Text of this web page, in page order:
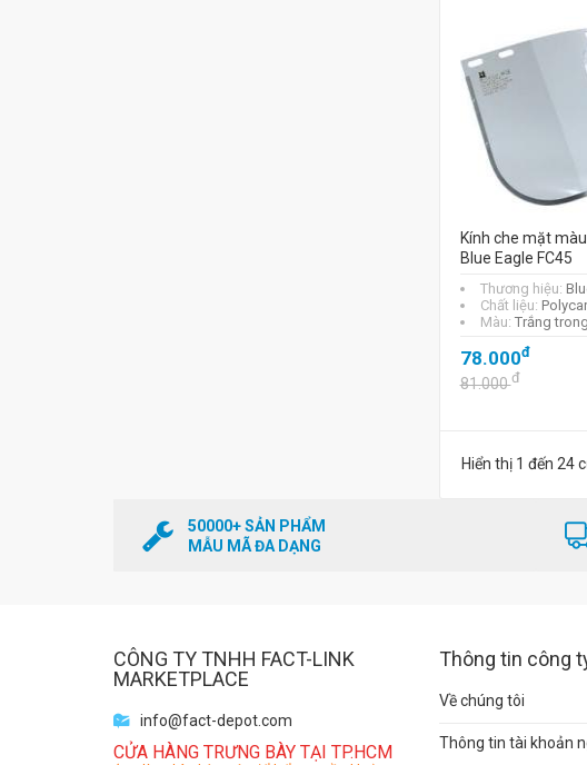
Kính che mặt
Blue Eagle FC45
Thương hiệu:
Chất liệu:
Màu: Trắng trong
78.000đ
81.000đ
Hiển thị 1 đến 24
50000+ SẢN PHẨM
MẪU MÃ ĐA DẠNG
CÔNG TY TNHH FACT-LINK
MARKETPLACE
info@fact-depot.com
CỬA HÀNG TRƯNG BÀY TẠI TP.HCM
Thông tin công
Về chúng tôi
Thông tin tài khoản